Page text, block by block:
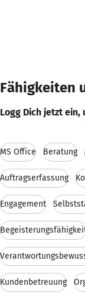
Fähigkeiten
Logg Dich jetzt ein,
MS Office Beratung
Auftragserfassung
Engagement
Kundenbetreuung